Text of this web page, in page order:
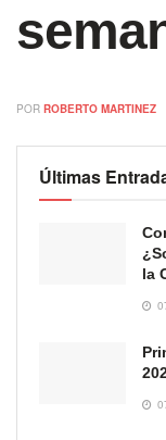
POR ROBERTO MARTINEZ
Últimas
la